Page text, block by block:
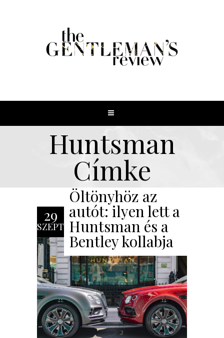
Huntsman
Címke
29
SZEPT
Öltönyhöz az
autót: ilyen lett a
Huntsman és a
Bentley kollabja